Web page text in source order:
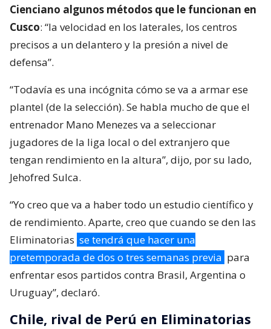
Cienciano algunos métodos que le funcionan en
Cusco: “la velocidad en los laterales, los centros
precisos a un delantero y la presión a nivel de
defensa”.
“Todavía es una incógnita cómo se va a armar ese
plantel (de la selección). Se habla mucho de que el
entrenador Mano Menezes va a seleccionar
jugadores de la liga local o del extranjero que
tengan rendimiento en la altura”, dijo, por su lado,
Jehofred Sulca.
“Yo creo que va a haber todo un estudio científico y
de rendimiento. Aparte, creo que cuando se den las
Eliminatorias se tendrá que hacer una
pretemporada de dos o tres semanas previa para
enfrentar esos partidos contra Brasil, Argentina o
Uruguay”, declaró.
Chile, rival de Perú en Eliminatorias